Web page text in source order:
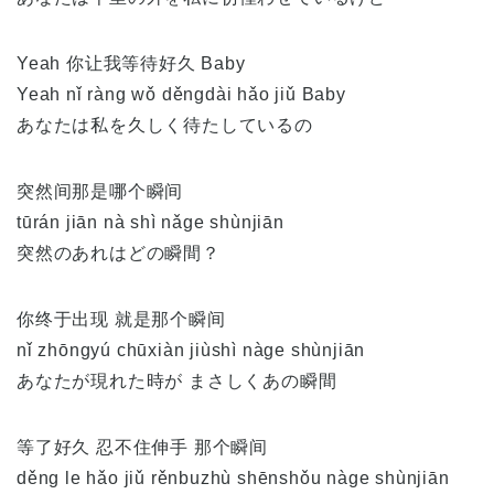
Yeah 你让我等待好久 Baby
Yeah nǐ ràng wǒ děngdài hǎo jiǔ Baby
あなたは私を久しく待たしているの
突然间那是哪个瞬间
tūrán jiān nà shì nǎge shùnjiān
突然のあれはどの瞬間？
你终于出现 就是那个瞬间
nǐ zhōngyú chūxiàn jiùshì nàge shùnjiān
あなたが現れた時が まさしくあの瞬間
等了好久 忍不住伸手 那个瞬间
děng le hǎo jiǔ rěnbuzhù shēnshǒu nàge shùnjiān